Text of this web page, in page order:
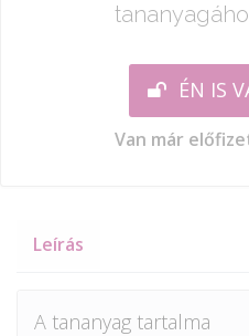
ÉN IS
Van már
Leírás
A tananyag tartalma